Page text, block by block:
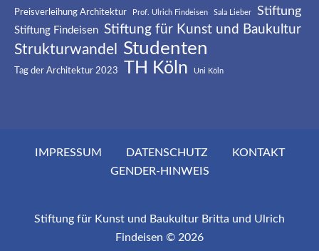
Preisverleihung Architektur Prof. Ulrich Findeisen Sala Lieber Stiftung
Stiftung Findeisen Stiftung für Kunst und Baukultur
Strukturwandel Studenten
Tag der Architektur 2023 TH Köln Uni Köln
IMPRESSUM DATENSCHUTZ
KONTAKT
GENDER-HINWEIS
Stiftung für Kunst und Baukultur Britta und Ulrich
Findeisen © 2026